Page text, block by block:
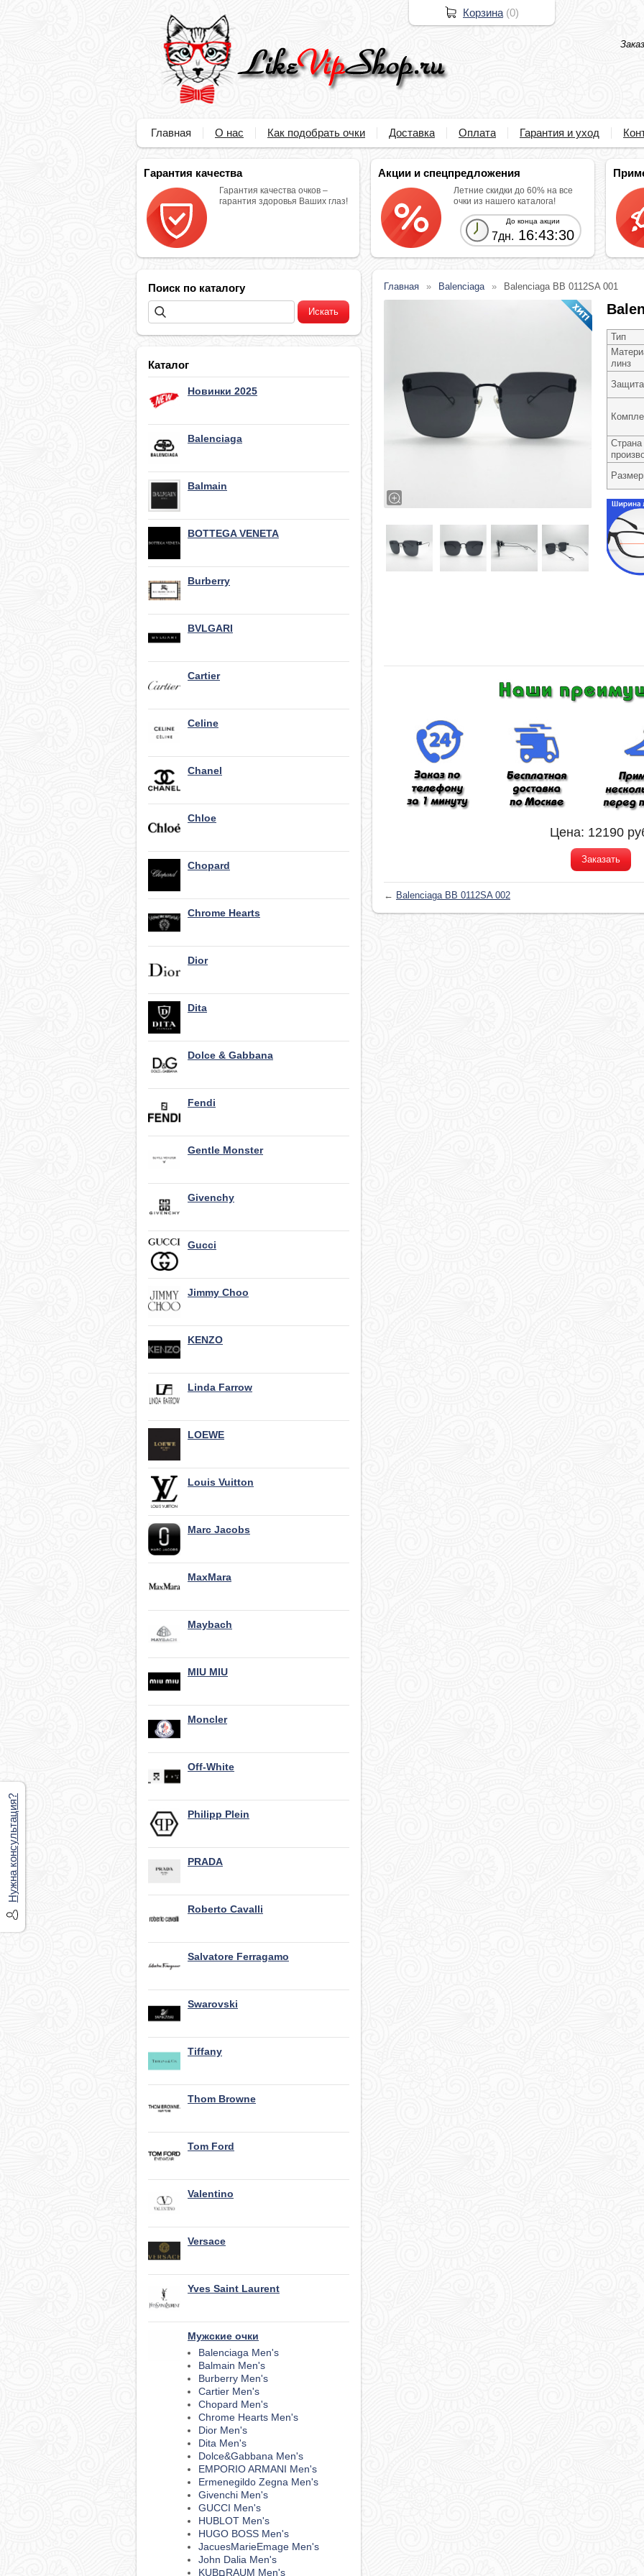
Главная О нас Как подобрать очки Доставка Оплата Гарантия и уход
Гарантия качества
Гарантия качества очков –
гарантия здоровья Ваших глаз!
Акции и спецпредложения
Летние скидки до 60% на все
очки из нашего каталога!
До конца акции
7дн. 16:43:29
Поиск по каталогу
Каталог
Новинки 2025
Balenciaga
Balmain
BOTTEGA VENETA
Burberry
BVLGARI
Cartier
Celine
Chanel
Chloe
Chopard
Chrome Hearts
Dior
Dita
Dolce & Gabbana
Fendi
Gentle Monster
Givenchy
Gucci
Jimmy Choo
KENZO
Linda Farrow
LOEWE
Louis Vuitton
Marc Jacobs
MaxMara
Maybach
MIU MIU
Moncler
Off-White
Philipp Plein
PRADA
Roberto Cavalli
Salvatore Ferragamo
Swarovski
Tiffany
Thom Browne
Tom Ford
Valentino
Versace
Yves Saint Laurent
Мужские очки
Balenciaga Men's
Balmain Men's
Burberry Men's
Cartier Men's
Chopard Men's
Chrome Hearts Men's
Dior Men's
Dita Men's
Dolce&Gabbana Men's
EMPORIO ARMANI Men's
Ermenegildo Zegna Men's
Givenchi Men's
GUCCI Men's
HUBLOT Men's
HUGO BOSS Men's
JacuesMarieEmage Men's
John Dalia Men's
KUBםRAUM Men's
Главная Balenciaga Balenciaga BB 0112SA 001
Тип
линз
Страна
Цена: 12190
Заказать
← Balenciaga BB 0112SA 002
Нужна консультация?
Корзина (0)